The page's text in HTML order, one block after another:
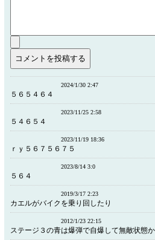
2024/1/30 2:47
５６５４６４
2023/11/25 2:58
５４６５４
2023/11/19 18:36
ｒｙ５６７５６７５
2023/8/14 3:0
５６４
2019/3/17 2:23
カエルがバイクを乗り回したり
2012/1/23 22:15
ステージ３の青は爆弾で自爆して無敵状態